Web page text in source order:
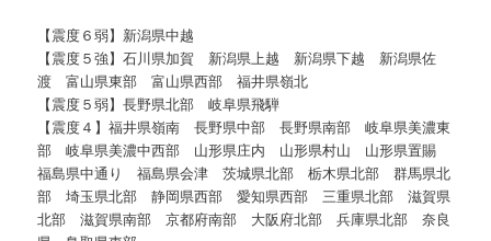
【震度６弱】新潟県中越
【震度５強】石川県加賀 新潟県上越 新潟県下越 新潟県佐
渡 富山県東部 富山県西部 福井県嶺北
【震度５弱】長野県北部 岐阜県飛騨
【震度４】福井県嶺南 長野県中部 長野県南部 岐阜県美濃東
部 岐阜県美濃中西部 山形県庄内 山形県村山 山形県置賜
福島県中通り 福島県会津 茨城県北部 栃木県北部 群馬県北
部 埼玉県北部 静岡県西部 愛知県西部 三重県北部 滋賀県
北部 滋賀県南部 京都府南部 大阪府北部 兵庫県北部 奈良